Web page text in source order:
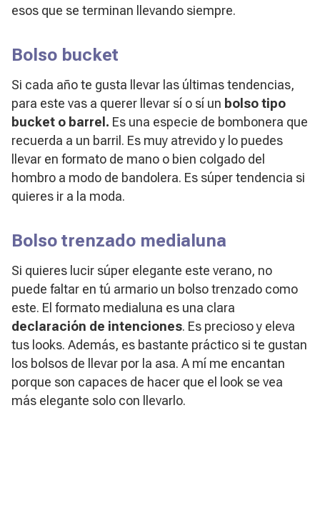
esos que se terminan llevando siempre.
Bolso bucket
Si cada año te gusta llevar las últimas tendencias,
para este vas a querer llevar sí o sí un bolso tipo
bucket o barrel. Es una especie de bombonera que
recuerda a un barril. Es muy atrevido y lo puedes
llevar en formato de mano o bien colgado del
hombro a modo de bandolera. Es súper tendencia si
quieres ir a la moda.
Bolso trenzado medialuna
Si quieres lucir súper elegante este verano, no
puede faltar en tú armario un bolso trenzado como
este. El formato medialuna es una clara
declaración de intenciones. Es precioso y eleva
tus looks. Además, es bastante práctico si te gustan
los bolsos de llevar por la asa. A mí me encantan
porque son capaces de hacer que el look se vea
más elegante solo con llevarlo.